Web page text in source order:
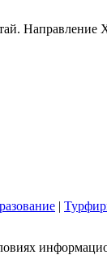
Направление
|